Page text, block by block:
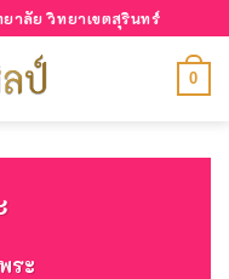
าลัย วิทยาเขตสุรินทร์
0
ระ